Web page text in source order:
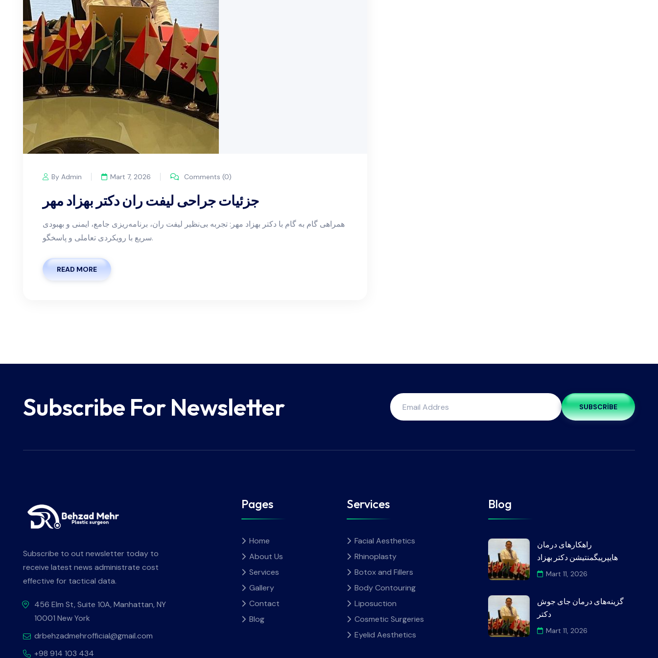
By Admin Mart 7, 2026 Comments (0)
جزئیات جراحی لیفت ران دکتر بهزاد مهر
همراهی گام به گام با دکتر بهزاد مهر: تجربه بی‌نظیر لیفت ران، برنامه‌ریزی جامع، ایمنی و بهبودی
سریع با رویکردی تعاملی و پاسخگو.
READ MORE
Subscribe For Newsletter SUBSCRIBE
Subscribe to out newsletter today to
receive latest news administrate cost
effective for tactical data.
456 Elm St, Suite 10A, Manhattan, NY
10001 New York
drbehzadmehrofficial@gmail.com
+98 914 103 434
Pages
Home
About Us
Services
Gallery
Contact
Blog
Services
Facial Aesthetics
Rhinoplasty
Botox and Fillers
Body Contouring
Liposuction
Cosmetic Surgeries
Eyelid Aesthetics
Blog
راهکارهای درمان
هایپرپیگمنتیشن دکتر بهزاد
Mart 11, 2026
گزینه‌های درمان جای جوش
دکتر
Mart 11, 2026